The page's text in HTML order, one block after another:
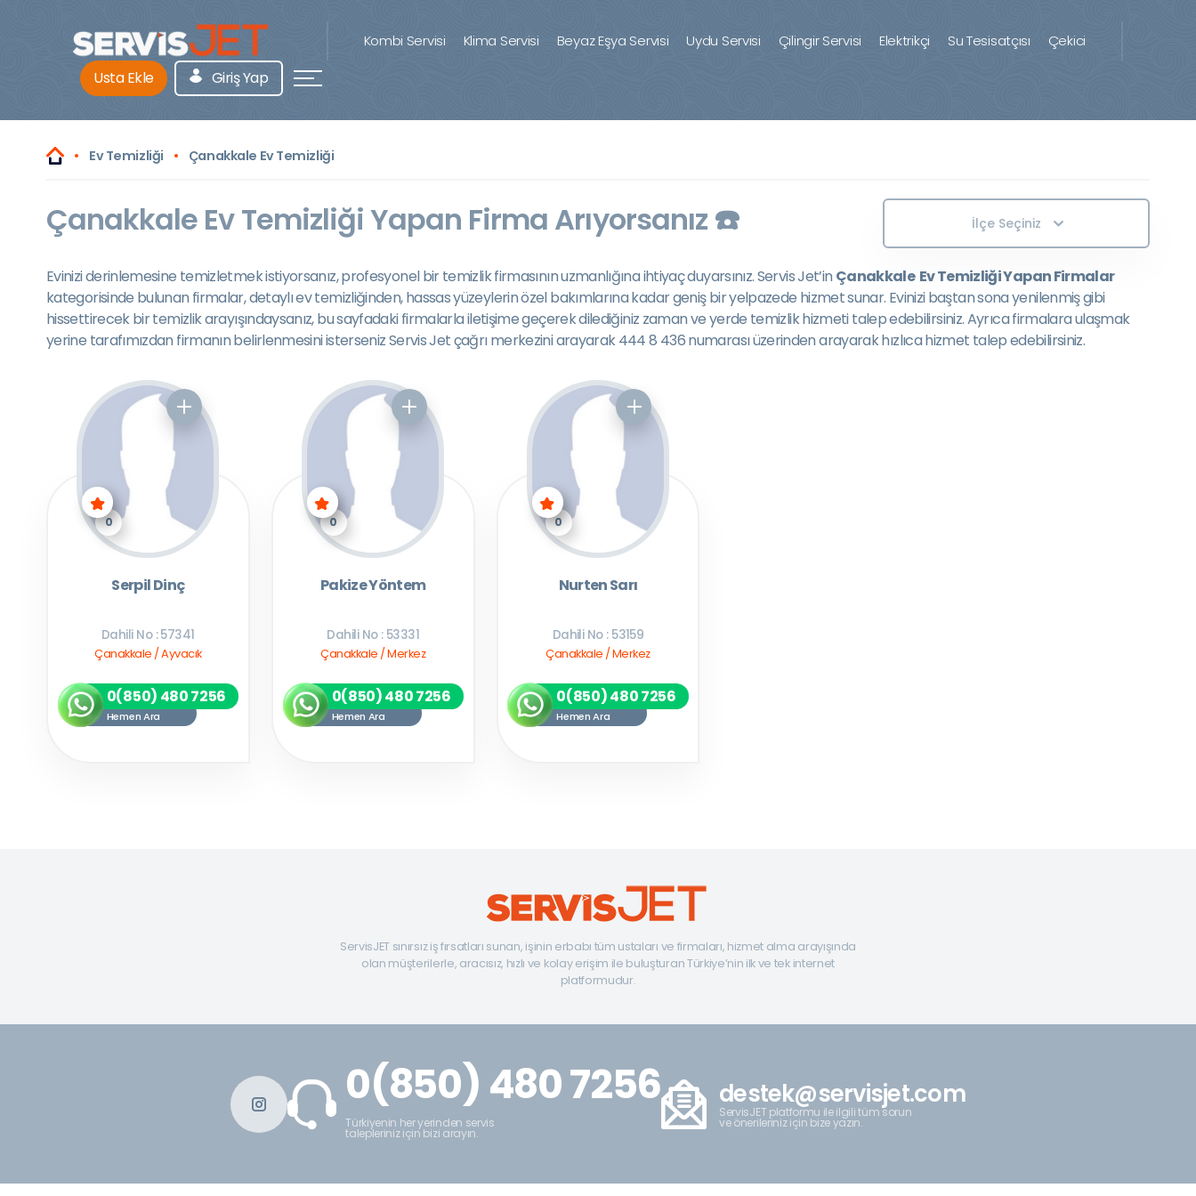
Kombi Servisi Klima Servisi Beyaz Eşya Servisi Uydu Servisi Çilingir Servisi Elektrikçi Su Tesisatçısı Çekici
Usta Ekle Giriş Yap
Ev Temizliği Çanakkale Ev Temizliği
Çanakkale Ev Temizliği Yapan Firma Arıyorsanız ☎️ İlçe Seçiniz
Evinizi derinlemesine temizletmek istiyorsanız, profesyonel bir temizlik firmasının uzmanlığına ihtiyaç duyarsınız. Servis Jet’in Çanakkale Ev Temizliği Yapan Firmalar
kategorisinde bulunan firmalar, detaylı ev temizliğinden, hassas yüzeylerin özel bakımlarına kadar geniş bir yelpazede hizmet sunar. Evinizi baştan sona yenilenmiş gibi
hissettirecek bir temizlik arayışındaysanız, bu sayfadaki firmalarla iletişime geçerek dilediğiniz zaman ve yerde temizlik hizmeti talep edebilirsiniz. Ayrıca firmalara ulaşmak
yerine tarafımızdan firmanın belirlenmesini isterseniz Servis Jet çağrı merkezini arayarak 444 8 436 numarası üzerinden arayarak hızlıca hizmet talep edebilirsiniz.
0
Serpil Dinç
Dahili No : 57341
Çanakkale / Ayvacık
0(850) 480 7256
Hemen Ara
0
Pakize Yöntem
Dahili No : 53331
Çanakkale / Merkez
0(850) 480 7256
Hemen Ara
0
Nurten Sarı
Dahili No : 53159
Çanakkale / Merkez
0(850) 480 7256
Hemen Ara
ServisJET sınırsız iş fırsatları sunan, işinin erbabı tüm ustaları ve firmaları, hizmet alma arayışında
olan müşterilerle, aracısız, hızlı ve kolay erişim ile buluşturan Türkiye’nin ilk ve tek internet
platformudur.
0(850) 480 7256
Türkiyenin her yerinden servis
talepleriniz için bizi arayın.
destek@servisjet.com
ServisJET platformu ile ilgili tüm sorun
ve önerileriniz için bize yazın.